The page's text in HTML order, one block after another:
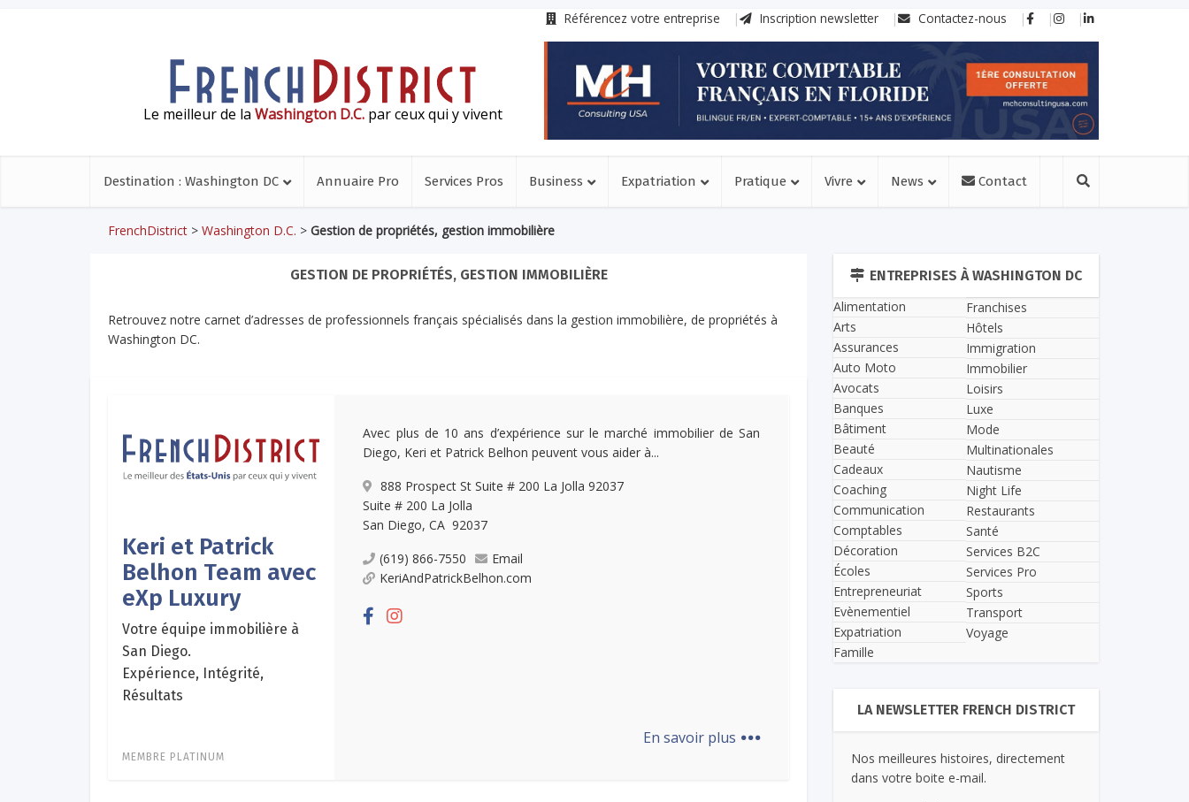
Référencez votre entreprise Inscription newsletter Contactez-nous
Le meilleur de la Washington D.C. par ceux qui y vivent
Destination : Washington DC Annuaire Pro Services Pros Business Expatriation Pratique Vivre News Contact
FrenchDistrict > Washington D.C. > Gestion de propriétés, gestion immobilière
GESTION DE PROPRIÉTÉS, GESTION IMMOBILIÈRE
Retrouvez notre carnet d’adresses de professionnels français spécialisés dans la gestion immobilière, de propriétés à
Washington DC.
Keri et Patrick
Belhon Team avec
eXp Luxury
Votre équipe immobilière à
San Diego.
Expérience, Intégrité,
Résultats
MEMBRE PLATINUM
Avec plus de 10 ans d’expérience sur le marché immobilier de San
Diego, Keri et Patrick Belhon peuvent vous aider à...
888 Prospect St Suite # 200 La Jolla 92037
Suite # 200 La Jolla
San Diego, CA 92037
(619) 866-7550
Email
KeriAndPatrickBelhon.com
En savoir plus ...
ENTREPRISES À WASHINGTON DC
Alimentation
Arts
Assurances
Auto Moto
Avocats
Banques
Bâtiment
Beauté
Cadeaux
Coaching
Communication
Comptables
Décoration
Écoles
Entrepreneuriat
Evènementiel
Expatriation
Famille
Franchises
Hôtels
Immigration
Immobilier
Loisirs
Luxe
Mode
Multinationales
Nautisme
Night Life
Restaurants
Santé
Services B2C
Services Pro
Sports
Transport
Voyage
LA NEWSLETTER FRENCH DISTRICT
Nos meilleures histoires, directement
dans votre boite e-mail.